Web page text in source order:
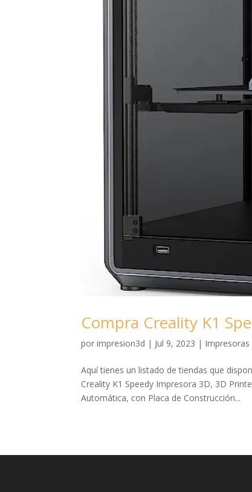
Compra Creality K1
porimpresion3d | Jul 9, 2023 | Impresoras
Aquí tienes un listado de tiendas que
Creality K1 Speedy Impresora 3D, 3D
Automática, con Placa de Construcción...